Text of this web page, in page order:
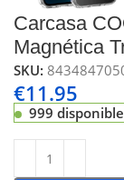
Carcasa
Magnética
SKU:
€11.95
999